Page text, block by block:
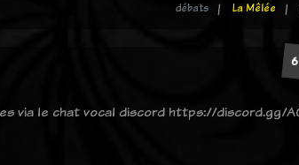
débats La Mêlée
via le chat vocal discord https://discord.gg/